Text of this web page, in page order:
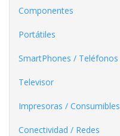
Componentes
Portátiles
SmartPhones / Teléfonos
Televisor
Impresoras / Consumibles
Conectividad / Redes